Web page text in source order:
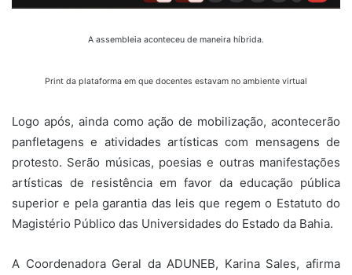
A assembleia aconteceu de maneira híbrida.
Print da plataforma em que docentes estavam no ambiente virtual
Logo após, ainda como ação de mobilização, acontecerão
panfletagens e atividades artísticas com mensagens de
protesto. Serão músicas, poesias e outras manifestações
artísticas de resistência em favor da educação pública
superior e pela garantia das leis que regem o Estatuto do
Magistério Público das Universidades do Estado da Bahia.
A Coordenadora Geral da ADUNEB, Karina Sales, afirma